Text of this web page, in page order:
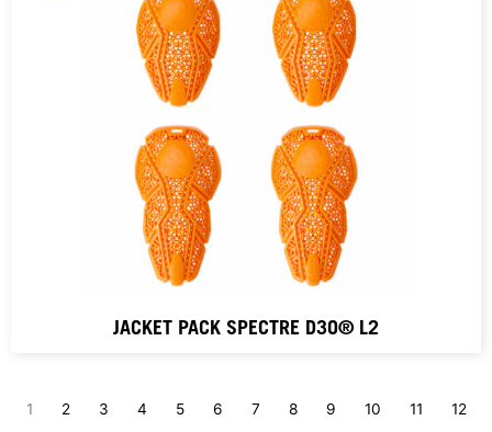
JACKET PACK SPECTRE D3O® L2
1 2 3 4 5 6 7 8 9 10 11 12